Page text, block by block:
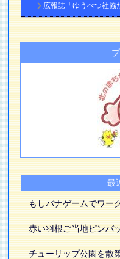
広報誌「ゆうべつ社協
最
もしバナゲームでワー
赤い羽根ご当地ピンバ
チューリップ公園を散